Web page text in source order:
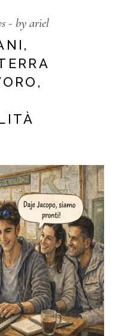
by ariel